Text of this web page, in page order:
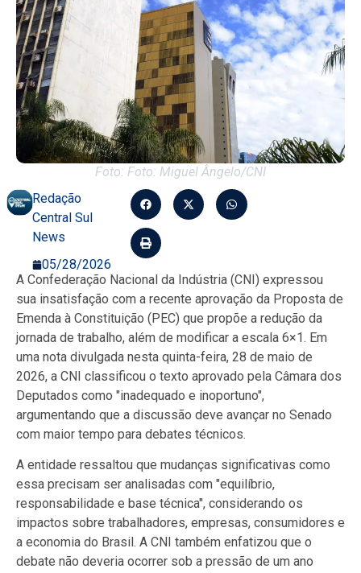
Foto: Foto: Miguel Ângelo/CNI
Redação
Central Sul
News
05/28/2026
A Confederação Nacional da Indústria (CNI) expressou
sua insatisfação com a recente aprovação da Proposta de
Emenda à Constituição (PEC) que propõe a redução da
jornada de trabalho, além de modificar a escala 6×1. Em
uma nota divulgada nesta quinta-feira, 28 de maio de
2026, a CNI classificou o texto aprovado pela Câmara dos
Deputados como "inadequado e inoportuno",
argumentando que a discussão deve avançar no Senado
com maior tempo para debates técnicos.
A entidade ressaltou que mudanças significativas como
essa precisam ser analisadas com "equilíbrio,
responsabilidade e base técnica", considerando os
impactos sobre trabalhadores, empresas, consumidores e
a economia do Brasil. A CNI também enfatizou que o
debate não deveria ocorrer sob a pressão de um ano